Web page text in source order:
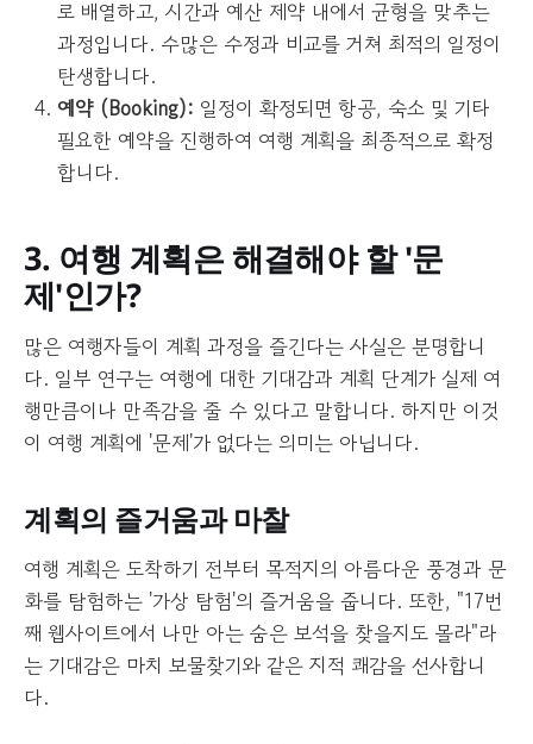
로 배열하고, 시간과 예산 제약 내에서 균형을 맞추는
과정입니다. 수많은 수정과 비교를 거쳐 최적의 일정이
탄생합니다.
예약 (Booking): 일정이 확정되면 항공, 숙소 및 기타
필요한 예약을 진행하여 여행 계획을 최종적으로 확정
합니다.
3. 여행 계획은 해결해야 할 '문
제'인가?
많은 여행자들이 계획 과정을 즐긴다는 사실은 분명합니
다. 일부 연구는 여행에 대한 기대감과 계획 단계가 실제 여
행만큼이나 만족감을 줄 수 있다고 말합니다. 하지만 이것
이 여행 계획에 '문제'가 없다는 의미는 아닙니다.
계획의 즐거움과 마찰
여행 계획은 도착하기 전부터 목적지의 아름다운 풍경과 문
화를 탐험하는 '가상 탐험'의 즐거움을 줍니다. 또한, "17번
째 웹사이트에서 나만 아는 숨은 보석을 찾을지도 몰라"라
는 기대감은 마치 보물찾기와 같은 지적 쾌감을 선사합니
다.